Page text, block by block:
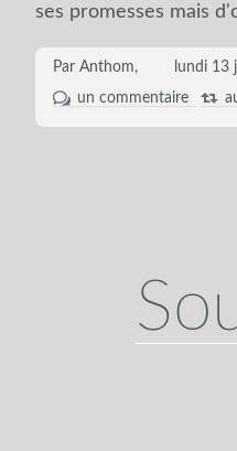
ses promesses mais
Par Anthom, lundi 13
un commentaire